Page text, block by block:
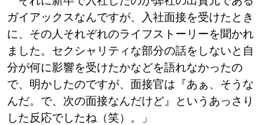
ガイアックスなんですが、入社面接を受けたとき
に、その人それぞれのライフストーリーを聞かれ
ました。セクシャリティな部分の話をしないと自
分が何に影響を受けたかなどを語れなかったの
で、明かしたのですが、面接官は『あぁ、そうな
んだ。で、次の面接なんだけど』というあっさり
した反応でしたね（笑）。」